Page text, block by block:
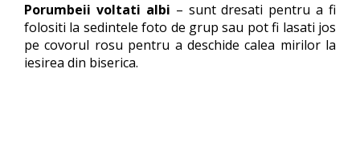
Porumbeii voltati albi – sunt dresati pentru a fi
folositi la sedintele foto de grup sau pot fi lasati jos
pe covorul rosu pentru a deschide calea mirilor la
iesirea din biserica.